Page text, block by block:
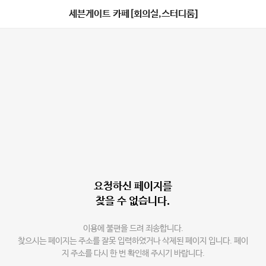
세븐게이트 카페[회의실,스터디룸]
요청하신 페이지를
찾을 수 없습니다.
이용에 불편을 드려 죄송합니다.
찾으시는 페이지는 주소를 잘못 입력하였거나 삭제된 페이지 입니다. 페이
지 주소를 다시 한 번 확인해 주시기 바랍니다.